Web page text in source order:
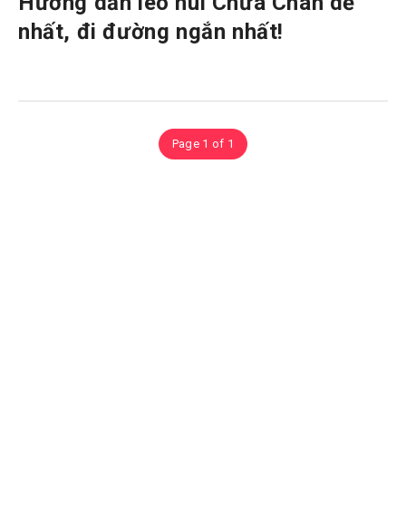
nhất, đi đường ngắn nhất!
Page 1 of 1